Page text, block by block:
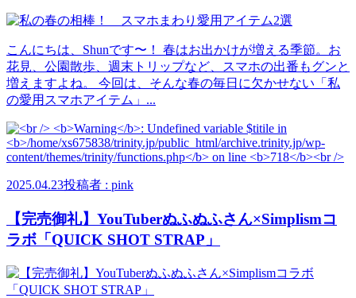
こんにちは、Shunです〜！ 春はお出かけが増える季節。お
花見、公園散歩、週末トリップなど、スマホの出番もグンと
増えますよね。 今回は、そんな春の毎日に欠かせない「私
の愛用スマホアイテム」...
2025.04.23投稿者 : pink
【完売御礼】YouTuberぬふぬふさん×Simplismコ
ラボ「QUICK SHOT STRAP」